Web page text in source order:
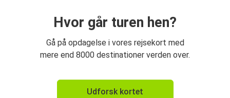
Hvor går turen hen?
Gå på opdagelse i vores rejsekort med
mere end 8000 destinationer verden over.
Udforsk kortet